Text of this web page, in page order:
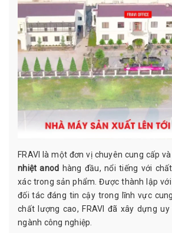
FRAVI là một đơn vị chuyên cung cấp
nhiệt anod hàng đầu, nổi tiếng với
xác trong sản phẩm. Được thành lập
đối tác đáng tin cậy trong lĩnh vực
chất lượng cao, FRAVI đã xây dựng
ngành công nghiệp.